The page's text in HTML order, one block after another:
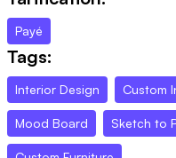
Payé
Tags:
Interior Design Custom
Mood Board Sketch to